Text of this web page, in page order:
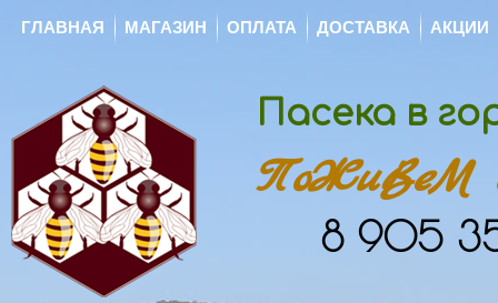
Пасека в
ПоЖиВеМ
8 905
ГЛАВНАЯ МАГАЗИН ОПЛАТА ДОСТАВКА АКЦИИ